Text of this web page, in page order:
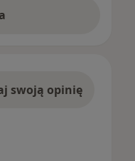
swoją opinię